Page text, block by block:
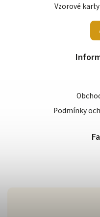
Vzorové
Podmínky